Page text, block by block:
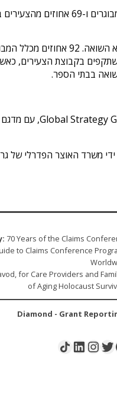
משרד האוצר הפדרלי של
70 Years of the Claims
to Claims Conference
for Care Providers and
of Aging Holocaust
Twitter
Instagram
LinkedIn
Share Icon